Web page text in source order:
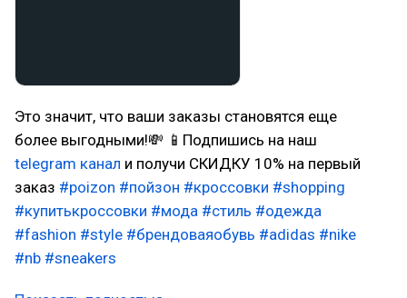
Это значит, что ваши заказы становятся еще
более выгодными!💸 📱Подпишись на наш
telegram канал и получи СКИДКУ 10% на первый
заказ #poizon #пойзон #кроссовки #shopping
#купитькроссовки #мода #стиль #одежда
#fashion #style #брендоваяобувь #adidas #nike
#nb #sneakers